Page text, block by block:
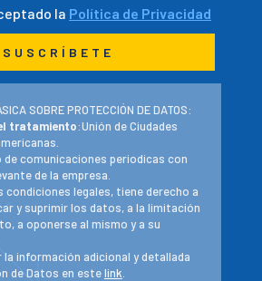
la Política de Privacidad
SOBRE PROTECCIÓN DE DATOS:
tratamiento:Unión de Ciudades
de comunicaciones periodicas con
de la empresa.
condiciones legales, tiene derecho a
y suprimir los datos, a la limitación
a oponerse al mismo y a su
información adicional y detallada
de Datos en estelink